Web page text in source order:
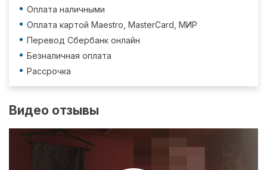
Оплата наличными
Оплата картой Maestro, MasterCard, МИР
Перевод Сбербанк онлайн
Безналичная оплата
Рассрочка
Видео отзывы